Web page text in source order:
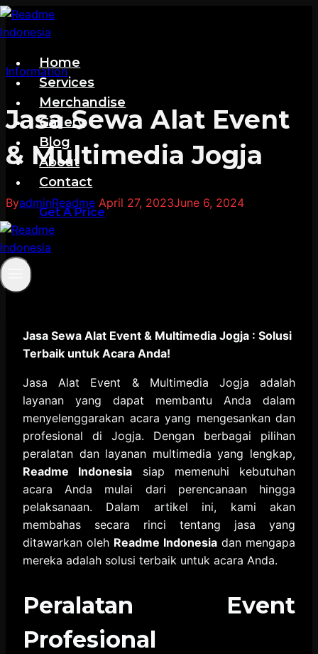
Skip
to
Home
Services
Merchandise
Gallery
Blog
About
Contact
Get A Price
Information
Jasa Sewa Alat Event
& Multimedia Jogja
ByadminReadme April 27, 2023June 6, 2024
Jasa Sewa Alat Event & Multimedia Jogja : Solusi
Terbaik untuk Acara Anda!
Jasa Alat Event & Multimedia Jogja adalah
layanan yang dapat membantu Anda dalam
menyelenggarakan acara yang mengesankan dan
profesional di Jogja. Dengan berbagai pilihan
peralatan dan layanan multimedia yang lengkap,
Readme Indonesia siap memenuhi kebutuhan
acara Anda mulai dari perencanaan hingga
pelaksanaan. Dalam artikel ini, kami akan
membahas secara rinci tentang jasa yang
ditawarkan oleh Readme Indonesia dan mengapa
mereka adalah solusi terbaik untuk acara Anda.
Peralatan Event
Profesional